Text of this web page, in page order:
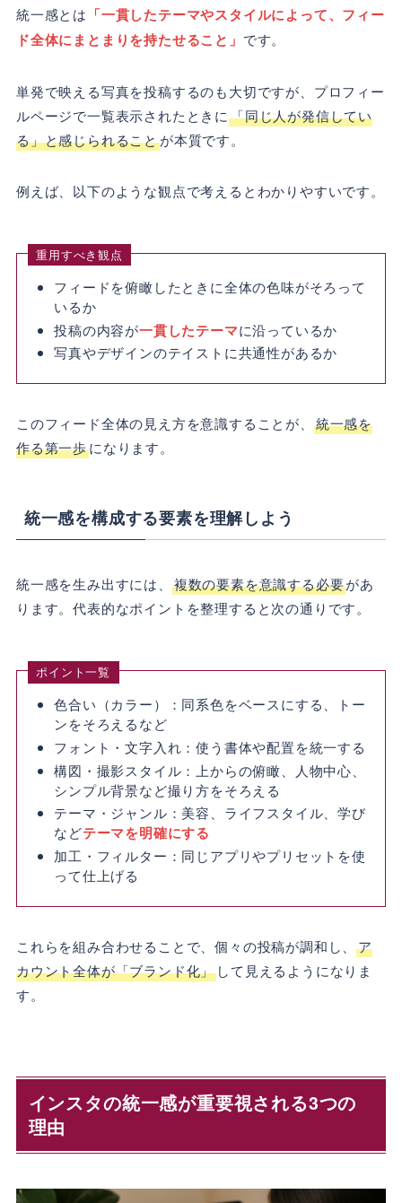
統一感とは 「一貫したテーマやスタイルによって、フィー
ド全体にまとまりを持たせること」 です。
単発で映える写真を投稿するのも大切ですが、プロフィー
ルページで一覧表示されたときに「同じ人が発信してい
る」と感じられることが本質です。
例えば、以下のような観点で考えるとわかりやすいです。
重用すべき観点
フィードを俯瞰したときに全体の色味がそろって
いるか
投稿の内容が一貫したテーマに沿っているか
写真やデザインのテイストに共通性があるか
このフィード全体の見え方を意識することが、 統一感を
作る第一歩になります。
統一感を構成する要素を理解しよう
統一感を生み出すには、 複数の要素を意識する必要があ
ります。代表的なポイントを整理すると次の通りです。
ポイント一覧
色合い（カラー）：同系色をベースにする、トー
ンをそろえるなど
フォント・文字入れ：使う書体や配置を統一する
構図・撮影スタイル：上からの俯瞰、人物中心、
シンプル背景など撮り方をそろえる
テーマ・ジャンル：美容、ライフスタイル、学び
などテーマを明確にする
加工・フィルター：同じアプリやプリセットを使
って仕上げる
これらを組み合わせることで、個々の投稿が調和し、ア
カウント全体が「ブランド化」 して見えるようになりま
す。
インスタの統一感が重要視される3つの
理由